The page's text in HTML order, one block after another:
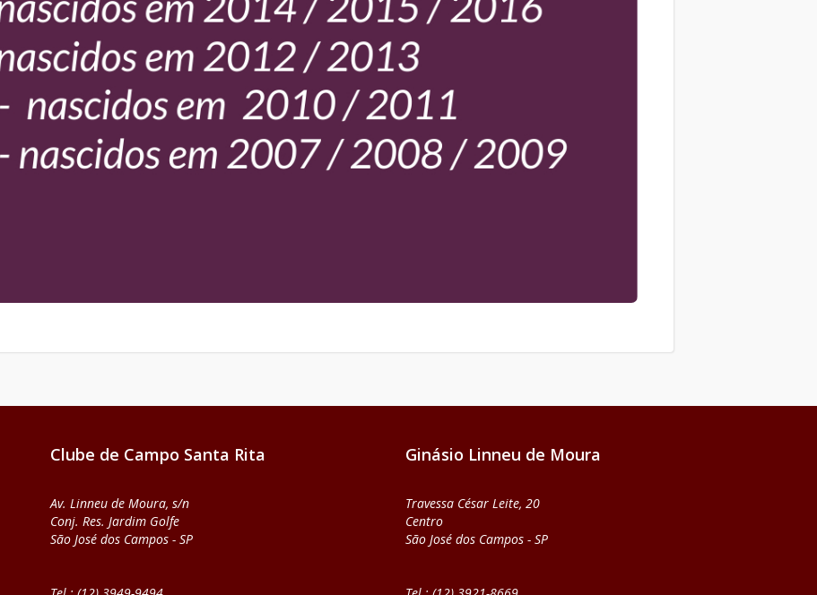
Clube de Campo Santa Rita
Av. Linneu de Moura, s/n
Conj. Res. Jardim Golfe
São José dos Campos - SP
Ginásio Linneu de Moura
Travessa César Leite, 20
Centro
São José dos Campos - SP